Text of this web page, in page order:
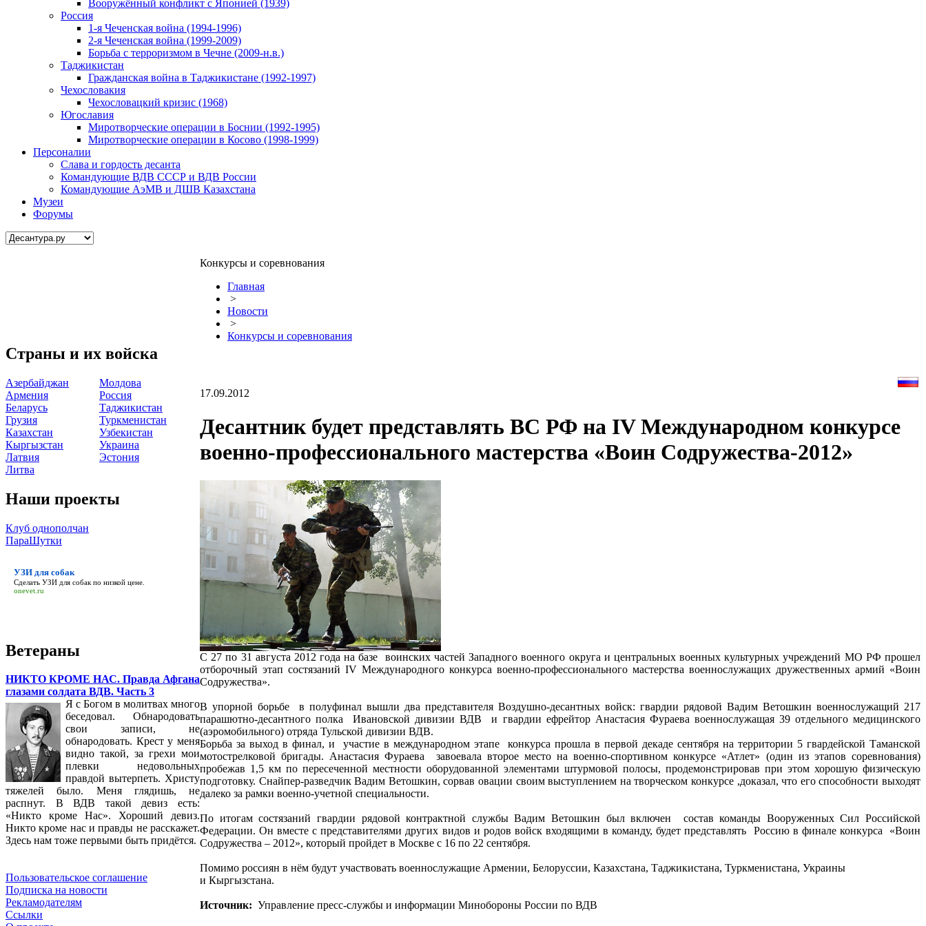
Вооружённый конфликт с Японией (1939)
Россия
1-я Чеченская война (1994-1996)
2-я Чеченская война (1999-2009)
Борьба с терроризмом в Чечне (2009-н.в.)
Таджикистан
Гражданская война в Таджикистане (1992-1997)
Чехословакия
Чехословацкий кризис (1968)
Югославия
Миротворческие операции в Боснии (1992-1995)
Миротворческие операции в Косово (1998-1999)
Персоналии
Слава и гордость десанта
Командующие ВДВ СССР и ВДВ России
Командующие АэМВ и ДШВ Казахстана
Музеи
Форумы
Страны и их войска
Азербайджан
Армения
Беларусь
Грузия
Казахстан
Кыргызстан
Латвия
Литва
Молдова
Россия
Таджикистан
Туркменистан
Узбекистан
Украина
Эстония
Наши проекты
Клуб однополчан
ПараШутки
УЗИ для собак
Сделать УЗИ для собакпо низкой цене.
onevet.ru
Ветераны
НИКТО КРОМЕ НАС. Правда Афгана
глазами солдата ВДВ. Часть 3
Я с Богом в молитвах много
беседовал. Обнародовать
свои записи, не
обнародовать. Крест у меня
видно такой, за грехи мои
плевки недовольных
правдой вытерпеть. Христу
тяжелей было. Меня глядишь, не
распнут. В ВДВ такой девиз есть:
«Никто кроме Нас». Хороший девиз.
Никто кроме нас и правды не расскажет.
Здесь нам тоже первыми быть придётся.
Пользовательское соглашение
Подписка на новости
Рекламодателям
Ссылки
Конкурсы и соревнования
Главная
>
Новости
>
Конкурсы и соревнования
17.09.2012
Десантник будет представлять ВС РФ на IV Международном конкурсе
военно-профессионального мастерства «Воин Содружества-2012»
С 27 по 31 августа 2012 года на базе воинских частей Западного военного округа и центральных военных культурных учреждений МО РФ прошел
отборочный этап состязаний IV Международного конкурса военно-профессионального мастерства военнослужащих дружественных армий «Воин
Содружества».
В упорной борьбе в полуфинал вышли два представителя Воздушно-десантных войск: гвардии рядовой Вадим Ветошкин военнослужащий 217
парашютно-десантного полка Ивановской дивизии ВДВ и гвардии ефрейтор Анастасия Фураева военнослужащая 39 отдельного медицинского
(аэромобильного) отряда Тульской дивизии ВДВ.
Борьба за выход в финал, и участие в международном этапе конкурса прошла в первой декаде сентября на территории 5 гвардейской Таманской
мотострелковой бригады. Анастасия Фураева завоевала второе место на военно-спортивном конкурсе «Атлет» (один из этапов соревнования)
пробежав 1,5 км по пересеченной местности оборудованной элементами штурмовой полосы, продемонстрировав при этом хорошую физическую
подготовку. Снайпер-разведчик Вадим Ветошкин, сорвав овации своим выступлением на творческом конкурсе ,доказал, что его способности выходят
далеко за рамки военно-учетной специальности.
По итогам состязаний гвардии рядовой контрактной службы Вадим Ветошкин был включен состав команды Вооруженных Сил Российской
Федерации. Он вместе с представителями других видов и родов войск входящими в команду, будет представлять Россию в финале конкурса «Воин
Содружества – 2012», который пройдет в Москве с 16 по 22 сентября.
Помимо россиян в нём будут участвовать военнослужащие Армении, Белоруссии, Казахстана, Таджикистана, Туркменистана, Украины
и Кыргызстана.
Источник: Управление пресс-службы и информации Минобороны России по ВДВ